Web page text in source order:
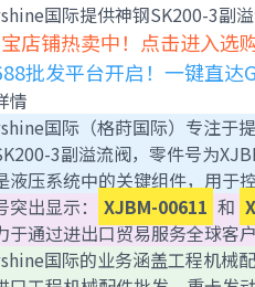
国际提供神钢SK200-3副
店铺热卖中！点击进入选
批发平台开启！一键直
情
国际（格莳国际）专注于
3副溢流阀，零件号为
液压系统中的关键组件，用于
出显示：
XJBM-00611 和
于通过进出口贸易服务全球客
国际的业务涵盖工程机械